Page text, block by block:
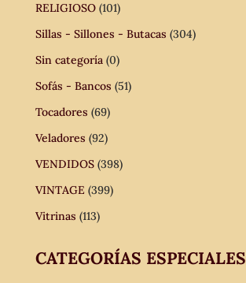
RELIGIOSO (101)
Sillas - Sillones - Butacas (304)
Sin categoría (0)
Sofás - Bancos (51)
Tocadores (69)
Veladores (92)
VENDIDOS (398)
VINTAGE (399)
Vitrinas (113)
CATEGORÍAS ESPECIALES